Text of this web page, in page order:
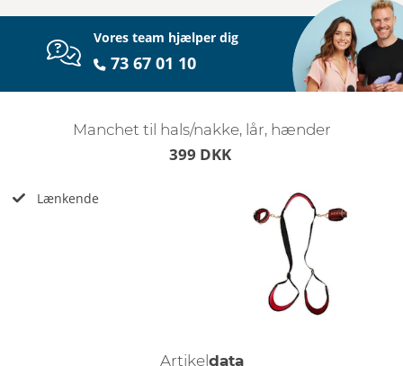
Vores team hjælper dig
73 67 01 10
Manchet til hals/nakke, lår, hænder
399 DKK
Lænkende
Artikeldata